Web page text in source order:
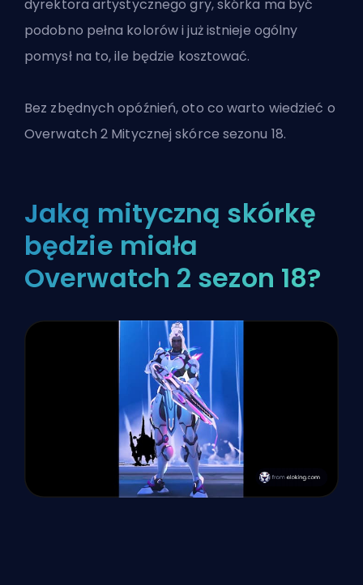
dyrektora artystycznego gry, skórka ma być
podobno pełna kolorów i już istnieje ogólny
pomysł na to, ile będzie kosztować.
Bez zbędnych opóźnień, oto co warto wiedzieć o
Overwatch 2 Mitycznej skórce sezonu 18.
Jaką mityczną skórkę
będzie miała
Overwatch 2 sezon 18?